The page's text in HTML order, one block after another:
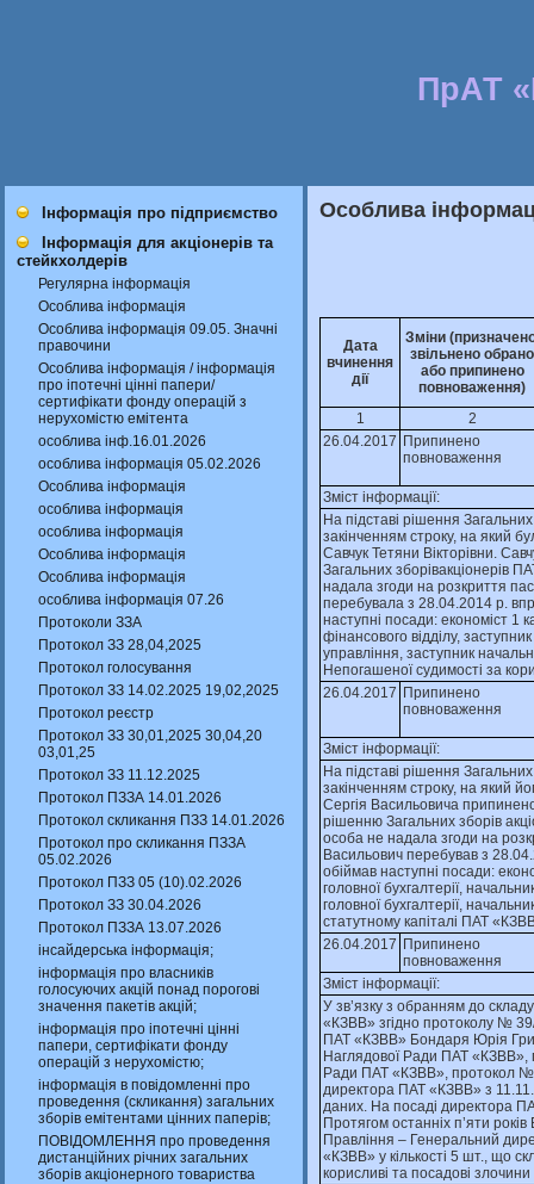
ПрАТ
Інформація про підприємство
Інформація для акціонерів та
стейкхолдерів
Регулярна інформація
Особлива інформація
Особлива інформація 09.05. Значні
правочини
Особлива інформація / інформація
про іпотечні цінні папери/
сертифікати фонду операцій з
нерухомістю емітента
особлива інф.16.01.2026
особлива інформація 05.02.2026
Особлива інформація
особлива інформація
особлива інформація
Особлива інформація
Особлива інформація
особлива інформація 07.26
Протоколи ЗЗА
Протокол ЗЗ 28,04,2025
Протокол голосування
Протокол ЗЗ 14.02.2025 19,02,2025
Протокол реєстр
Протокол ЗЗ 30,01,2025 30,04,20
03,01,25
Протокол ЗЗ 11.12.2025
Протокол ПЗЗА 14.01.2026
Протокол скликання ПЗЗ 14.01.2026
Протокол про скликання ПЗЗА
05.02.2026
Протокол ПЗЗ 05 (10).02.2026
Протокол ЗЗ 30.04.2026
Протокол ПЗЗА 13.07.2026
інсайдерська інформація;
інформація про власників
голосуючих акцій понад порогові
значення пакетів акцій;
інформація про іпотечні цінні
папери, сертифікати фонду
операцій з нерухомістю;
інформація в повідомленні про
проведення (скликання) загальних
зборів емітентами цінних паперів;
ПОВІДОМЛЕННЯ про проведення
дистанційних річних загальних
зборів акціонерного товариства
Особлива
Дата
вчинення
дії
Зміни
звільнено обрано
або припинено
повноваження)
1
2
26.04.2017 Припинено
повноваження
Зміст інформації:
На пiдставi рiшення
закiнченням строку, на який
Савчук Тетяни Вiкторiвни.
Загальних зборiвакцiонерiв
надала згоди на розкриття
перебувала з 28.04.2014 р.
наступнi посади: економiст 1
фiнансового вiддiлу,
управлiння, заступник
Непогашеної судимостi за
26.04.2017 Припинено
повноваження
Зміст інформації:
На пiдставi рiшення
закiнченням строку, на який
Сергiя Васильовича
рiшенню Загальних зборiв
особа не надала згоди на
Васильович перебував з
обiймав наступнi посади:
головної бухгалтерiї,
головної бухгалтерiї,
статутному капiталi ПАТ
26.04.2017 Припинено
повноваження
Зміст інформації:
У зв’язку з обранням до
«КЗВВ» згiдно протоколу №
ПАТ «КЗВВ» Бондаря Юрiя
Наглядової Ради ПАТ «КЗВВ»,
Ради ПАТ «КЗВВ», протокол
директора ПАТ «КЗВВ» з
даних. На посадi директора
Протягом останнiх п’яти
Правлiння – Генеральний
«КЗВВ» у кiлькостi 5 шт., що
корисливi та посадовi